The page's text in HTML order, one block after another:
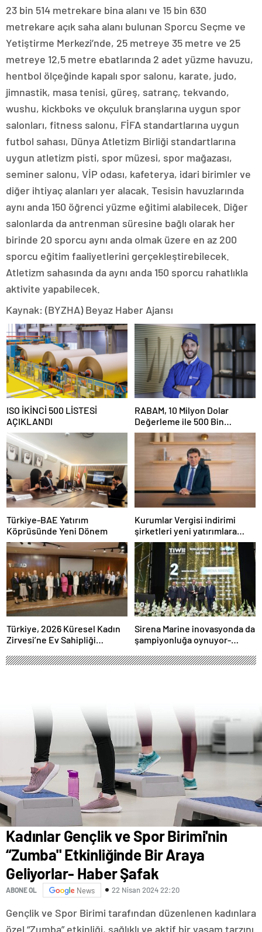
23 bin 514 metrekare bina alanı ve 15 bin 630
metrekare açık saha alanı bulunan Sporcu Seçme ve
Yetiştirme Merkezi’nde, 25 metreye 35 metre ve 25
metreye 12,5 metre ebatlarında 2 adet yüzme havuzu,
hentbol ölçeğinde kapalı spor salonu, karate, judo,
jimnastik, masa tenisi, güreş, satranç, tekvando,
wushu, kickboks ve okçuluk branşlarına uygun spor
salonları, fitness salonu, FİFA standartlarına uygun
futbol sahası, Dünya Atletizm Birliği standartlarına
uygun atletizm pisti, spor müzesi, spor mağazası,
seminer salonu, VİP odası, kafeterya, idari birimler ve
diğer ihtiyaç alanları yer alacak. Tesisin havuzlarında
aynı anda 150 öğrenci yüzme eğitimi alabilecek. Diğer
salonlarda da antrenman süresine bağlı olarak her
birinde 20 sporcu aynı anda olmak üzere en az 200
sporcu eğitim faaliyetlerini gerçekleştirebilecek.
Atletizm sahasında da aynı anda 150 sporcu rahatlıkla
aktivite yapabilecek.
Kaynak: (BYZHA) Beyaz Haber Ajansı
ISO İKİNCİ 500 LİSTESİ
AÇIKLANDI
RABAM, 10 Milyon Dolar
Değerleme ile 500 Bin
Dolarlık Yatırım Aldı
Türkiye-BAE Yatırım
Köprüsünde Yeni Dönem
Kurumlar Vergisi indirimi
şirketleri yeni yatırımlara
yönlendirecek
Türkiye, 2026 Küresel Kadın
Zirvesi’ne Ev Sahipliği
Sirena Marine inovasyonda da
şampiyonluğa oynuyor-
Kadınlar Gençlik ve Spor Birimi'nin
“Zumba" Etkinliğinde Bir Araya
Geliyorlar- Haber Şafak
ABONE OL News 22 Nisan 2024 22:20
Gençlik ve Spor Birimi tarafından düzenlenen kadınlara
özel “Zumba” etkinliği, sağlıklı ve aktif bir yaşam tarzını